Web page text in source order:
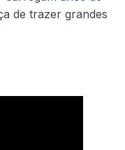
de trazer grandes